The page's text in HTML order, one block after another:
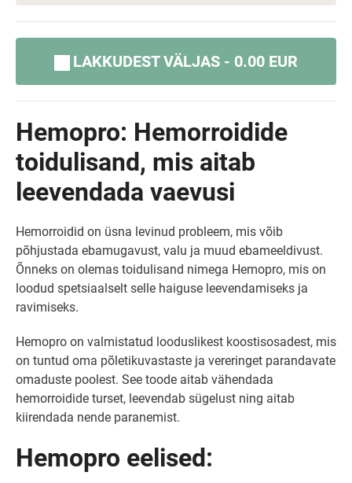
LAKKUDEST VÄLJAS - 0.00 EUR
Hemopro: Hemorroidide
toidulisand, mis aitab
leevendada vaevusi
Hemorroidid on üsna levinud probleem, mis võib
põhjustada ebamugavust, valu ja muud ebameeldivust.
Õnneks on olemas toidulisand nimega Hemopro, mis on
loodud spetsiaalselt selle haiguse leevendamiseks ja
ravimiseks.
Hemopro on valmistatud looduslikest koostisosadest, mis
on tuntud oma põletikuvastaste ja vereringet parandavate
omaduste poolest. See toode aitab vähendada
hemorroidide turset, leevendab sügelust ning aitab
kiirendada nende paranemist.
Hemopro eelised: